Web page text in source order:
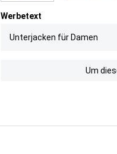
Werbetext
Unterjacken für Damen
Um